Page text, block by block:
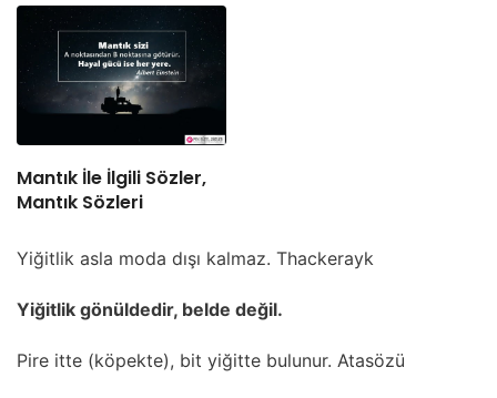
Mantık İle İlgili Sözler,
Mantık Sözleri
Yiğitlik asla moda dışı kalmaz. Thackerayk
Yiğitlik gönüldedir, belde değil.
Pire itte (köpekte), bit yiğitte bulunur. Atasözü